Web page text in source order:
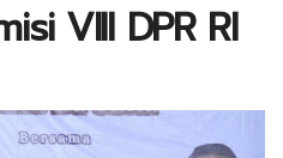
VIII DPR RI